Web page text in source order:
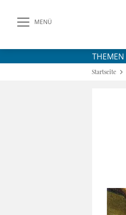
MENÜ
THEMEN
Startseite